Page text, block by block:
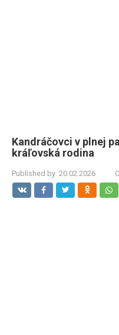
Kandráčovci v plnej
kráľovská rodina
Published by: 20.02.2026